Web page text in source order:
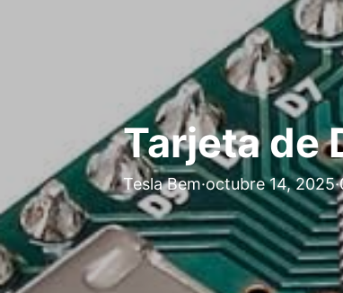
Tarjeta de
Tesla Bem·octubre 14, 2025·